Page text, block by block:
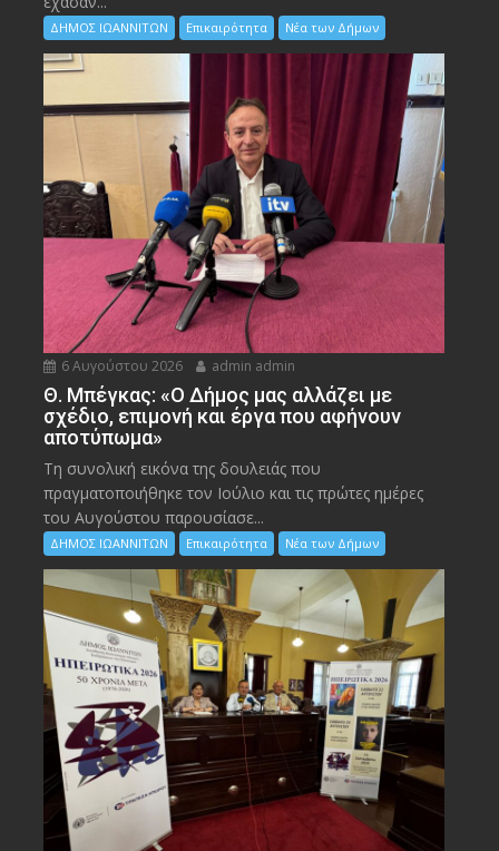
ΔΗΜΟΣ ΙΩΑΝΝΙΤΩΝ Επικαιρότητα Νέα των Δήμων
6 Αυγούστου 2026 admin admin
Θ. Μπέγκας: «Ο Δήμος μας αλλάζει με
σχέδιο, επιμονή και έργα που αφήνουν
αποτύπωμα»
Τη συνολική εικόνα της δουλειάς που
πραγματοποιήθηκε τον Ιούλιο και τις πρώτες ημέρες
του Αυγούστου παρουσίασε...
ΔΗΜΟΣ ΙΩΑΝΝΙΤΩΝ Επικαιρότητα Νέα των Δήμων